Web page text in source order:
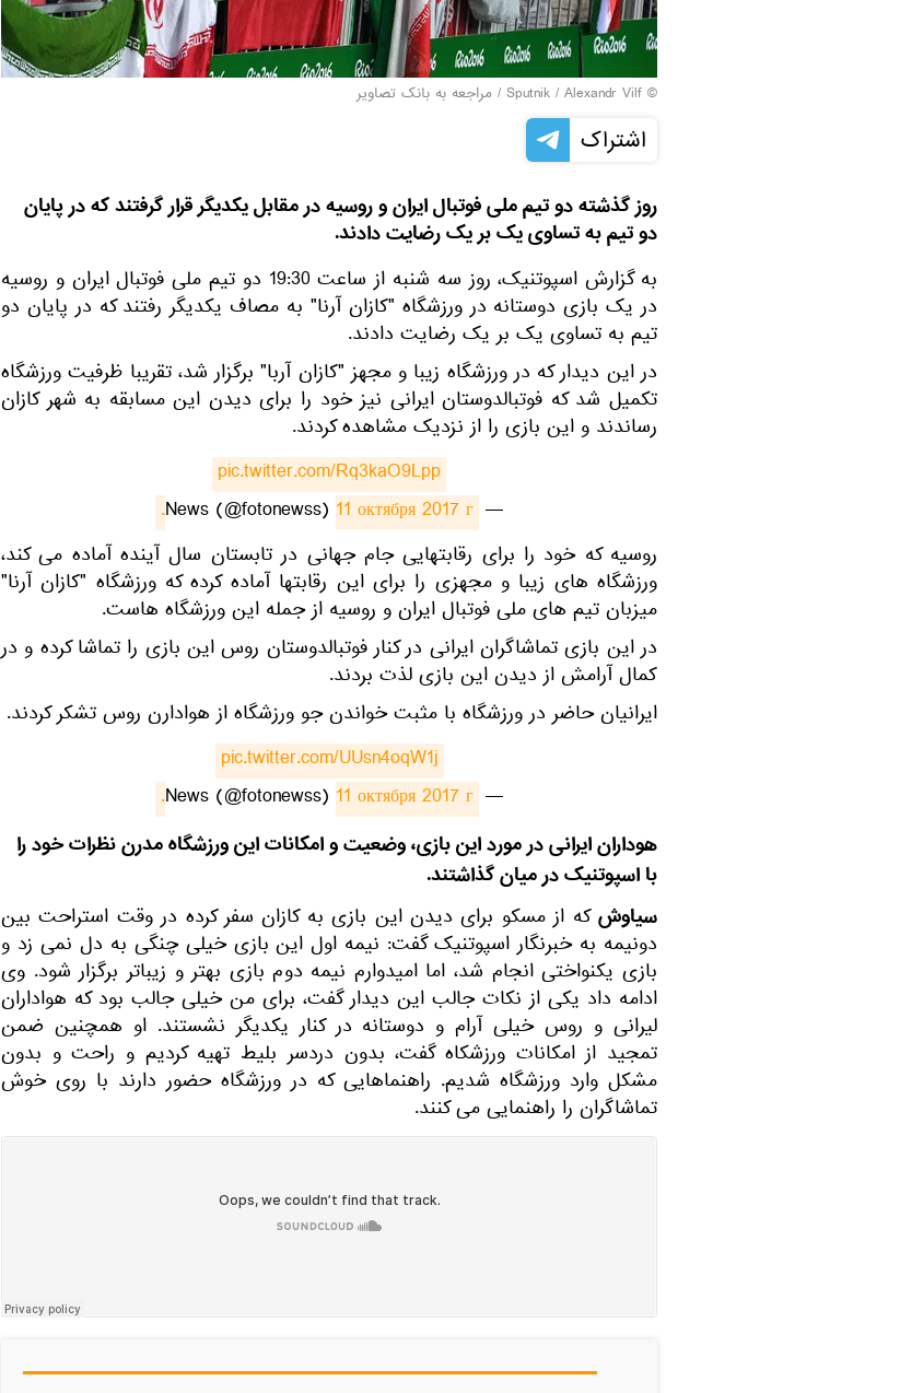
© Sputnik / Alexandr Vilf
/ مراجعه به بانک تصاویر
اشتراک
روز گذشته دو تیم ملی فوتبال ایران و روسیه در مقابل یکدیگر قرار گرفتند که در پایان
دو تیم به تساوی یک بر یک رضایت دادند.
به گزارش اسپوتنیک، روز سه شنبه از ساعت 19:30 دو تیم ملی فوتبال ایران و روسیه
در یک بازی دوستانه در ورزشگاه "کازان آرنا" به مصاف یکدیگر رفتند که در پایان دو
تیم به تساوی یک بر یک رضایت دادند.
در این دیدار که در ورزشگاه زیبا و مجهز "کازان آربا" برگزار شد، تقریبا ظرفیت ورزشگاه
تکمیل شد که فوتبالدوستان ایرانی نیز خود را برای دیدن این مسابقه به شهر کازان
رساندند و این بازی را از نزدیک مشاهده کردند.
pic.twitter.com/Rq3kaO9Lpp
— News (@fotonewss)
11 октября 2017 г.
روسیه که خود را برای رقابتهایی جام جهانی در تابستان سال آینده آماده می کند،
ورزشگاه های زیبا و مجهزی را برای این رقابتها آماده کرده که ورزشگاه "کازان آرنا"
میزبان تیم های ملی فوتبال ایران و روسیه از جمله این ورزشگاه هاست.
در این بازی تماشاگران ایرانی در کنار فوتبالدوستان روس این بازی را تماشا کرده و در
کمال آرامش از دیدن این بازی لذت بردند.
ایرانیان حاضر در ورزشگاه با مثبت خواندن جو ورزشگاه از هوادارن روس تشکر کردند.
pic.twitter.com/UUsn4oqW1j
— News (@fotonewss)
11 октября 2017 г.
هوداران ایرانی در مورد این بازی، وضعیت و امکانات این ورزشگاه مدرن نظرات خود را
با اسپوتنیک در میان گذاشتند.
سیاوشکه از مسکو برای دیدن این بازی به کازان سفر کرده در وقت استراحت بین
دونیمه به خبرنگار اسپوتنیک گفت: نیمه اول این بازی خیلی چنگی به دل نمی زد و
بازی یکنواختی انجام شد، اما امیدوارم نیمه دوم بازی بهتر و زیباتر برگزار شود. وی
ادامه داد یکی از نکات جالب این دیدار گفت، برای من خیلی جالب بود که هواداران
لیرانی و روس خیلی آرام و دوستانه در کنار یکدیگر نشستند. او همچنین ضمن
تمجید از امکانات ورزشکاه گفت، بدون دردسر بلیط تهیه کردیم و راحت و بدون
مشکل وارد ورزشگاه شدیم. راهنماهایی که در ورزشگاه حضور دارند با روی خوش
تماشاگران را راهنمایی می کنند.